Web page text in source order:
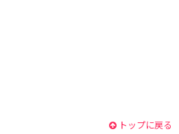
トップに戻る